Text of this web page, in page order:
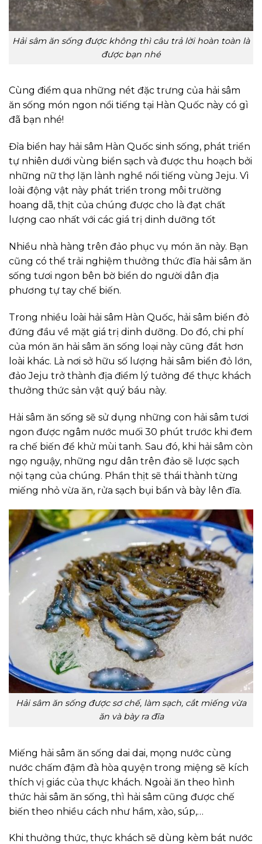
Hải sâm ăn sống được không thì câu trả lời hoàn toàn là
được bạn nhé
Cùng điểm qua những nét đặc trưng của hải sâm
ăn sống món ngon nổi tiếng tại Hàn Quốc này có gì
đã bạn nhé!
Đỉa biển hay hải sâm Hàn Quốc sinh sống, phát triển
tự nhiên dưới vùng biển sạch và được thu hoạch bởi
những nữ thợ lặn lành nghề nổi tiếng vùng Jeju. Vì
loài động vật này phát triển trong môi trường
hoang dã, thịt của chúng được cho là đạt chất
lượng cao nhất với các giá trị dinh dưỡng tốt
Nhiều nhà hàng trên đảo phục vụ món ăn này. Bạn
cũng có thể trải nghiệm thưởng thức đĩa hải sâm ăn
sống tươi ngon bên bờ biển do người dân địa
phương tự tay chế biến.
Trong nhiều loài hải sâm Hàn Quốc, hải sâm biển đỏ
đứng đầu về mặt giá trị dinh dưỡng. Do đó, chi phí
của món ăn hải sâm ăn sống loại này cũng đắt hơn
loài khác. Là nơi sở hữu số lượng hải sâm biển đỏ lớn,
đảo Jeju trở thành địa điểm lý tưởng để thực khách
thưởng thức sản vật quý báu này.
Hải sâm ăn sống sẽ sử dụng những con hải sâm tươi
ngon được ngâm nước muối 30 phút trước khi đem
ra chế biến để khử mùi tanh. Sau đó, khi hải sâm còn
ngọ nguậy, những ngư dân trên đảo sẽ lược sạch
nội tạng của chúng. Phần thịt sẽ thái thành từng
miếng nhỏ vừa ăn, rửa sạch bụi bẩn và bày lên đĩa.
Hải sâm ăn sống được sơ chế, làm sạch, cắt miếng vừa
ăn và bày ra đĩa
Miếng hải sâm ăn sống dai dai, mọng nước cùng
nước chấm đậm đà hòa quyện trong miệng sẽ kích
thích vị giác của thực khách. Ngoài ăn theo hình
thức hải sâm ăn sống, thì hải sâm cũng được chế
biến theo nhiều cách như hầm, xào, súp,…
Khi thưởng thức, thực khách sẽ dùng kèm bát nước